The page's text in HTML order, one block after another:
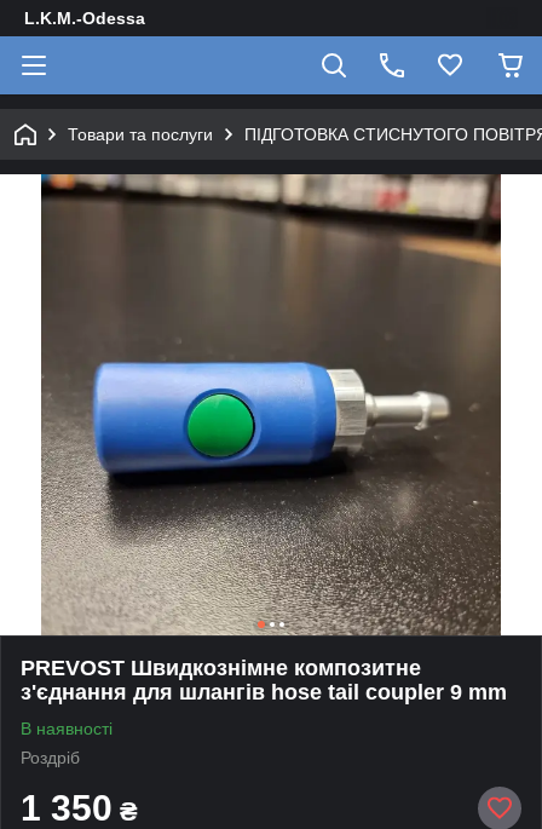
L.K.M.-Odessa
Товари та послуги ПІДГОТОВКА СТИСНУТОГО
PREVOST Швидкознімне композитне
з'єднання для шлангів hose tail coupler 9 mm
В наявності
Роздріб
1 350 ₴